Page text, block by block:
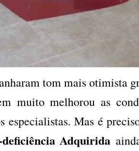
tom mais otimista
muito melhorou as
especialistas. Mas é
Adquirida